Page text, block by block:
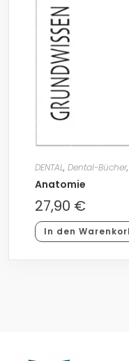
DENTAL, Dental-Bücher,
Anatomie
27,90 €
In den